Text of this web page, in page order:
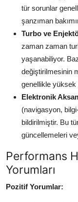
tür sorunlar
şanzıman
Turbo ve
zaman zaman
yaşanabiliyor.
değiştirilmesinin
genellikle yüksek
Elektronik
(navigasyon,
bildirilmiştir. Bu
güncellemeleri
Performans
Yorumları
Pozitif Yorumlar: